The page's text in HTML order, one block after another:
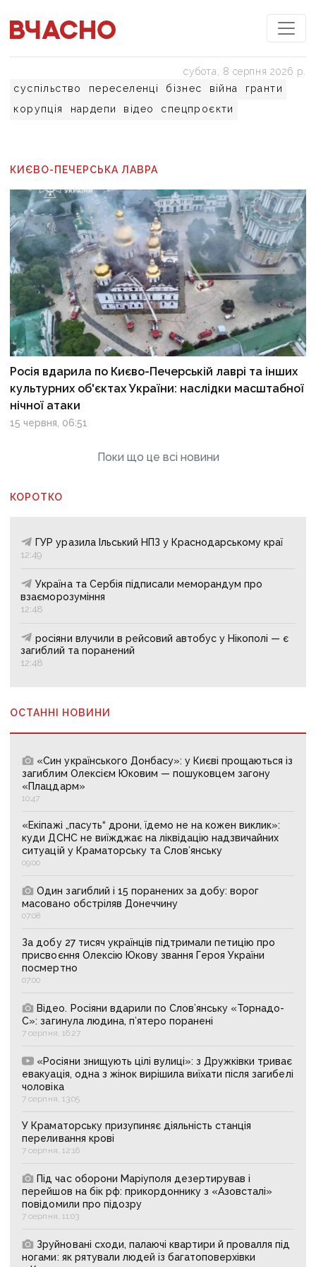
суспільство переселенці бізнес війна
гранти
корупція
нардепи відео спецпроєкти
субота, 8 серпня 2026 р.
КИЄВО-ПЕЧЕРСЬКА ЛАВРА
Росія вдарила по Києво-Печерській лаврі та інших
культурних об'єктах України: наслідки масштабної
нічної атаки
15 червня, 06:51
Поки що це всі новини
КОРОТКО
ГУР уразила Ільський НПЗ у Краснодарському краї
12:49
Україна та Сербія підписали меморандум про
взаєморозуміння
12:48
росіяни влучили в рейсовий автобус у Нікополі — є
загиблий та поранений
12:48
ОСТАННІ НОВИНИ
«Син українського Донбасу»: у Києві прощаються із
загиблим Олексієм Юковим — пошуковцем загону
«Плацдарм»
10:47
«Екіпажі „пасуть“ дрони, їдемо не на кожен виклик»:
куди ДСНС не виїжджає на ліквідацію надзвичайних
ситуацій у Краматорську та Слов’янську
09:00
Один загиблий і 15 поранених за добу: ворог
масовано обстріляв Донеччину
07:08
За добу 27 тисяч українців підтримали петицію про
присвоєння Олексію Юкову звання Героя України
посмертно
07:00
Відео. Росіяни вдарили по Слов’янську «Торнадо-
С»: загинула людина, п’ятеро поранені
7 серпня, 16:27
«Росіяни знищують цілі вулиці»: з Дружківки триває
евакуація, одна з жінок вирішила виїхати після загибелі
чоловіка
7 серпня, 13:05
У Краматорську призупиняє діяльність станція
переливання крові
7 серпня, 12:16
Під час оборони Маріуполя дезертирував і
перейшов на бік рф: прикордоннику з «Азовсталі»
повідомили про підозру
7 серпня, 11:03
Зруйновані сходи, палаючі квартири й провалля під
ногами: як рятували людей із багатоповерхівки